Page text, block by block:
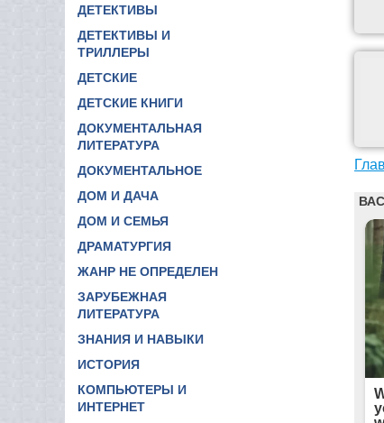
ДЕТЕКТИВЫ
ДЕТЕКТИВЫ И
ТРИЛЛЕРЫ
ДЕТСКИЕ
ДЕТСКИЕ КНИГИ
ДОКУМЕНТАЛЬНАЯ
ЛИТЕРАТУРА
ДОКУМЕНТАЛЬНОЕ
ДОМ И ДАЧА
ДОМ И СЕМЬЯ
ДРАМАТУРГИЯ
ЖАНР НЕ ОПРЕДЕЛЕН
ЗАРУБЕЖНАЯ
ЛИТЕРАТУРА
ЗНАНИЯ И НАВЫКИ
ИСТОРИЯ
КОМПЬЮТЕРЫ И
ИНТЕРНЕТ